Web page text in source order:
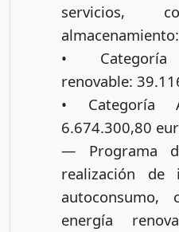
almacenamiento:
• Categoría
renovable:
• Categoría
6.674.300,80
— Programa
realización de
energía